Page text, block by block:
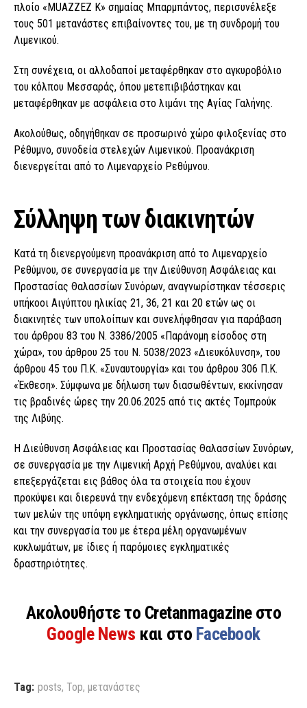
πλοίο «MUAZZEZ K» σημαίας Μπαρμπάντος, περισυνέλεξε
τους 501 μετανάστες επιβαίνοντες του, με τη συνδρομή του
Λιμενικού.
Στη συνέχεια, οι αλλοδαποί μεταφέρθηκαν στο αγκυροβόλιο
του κόλπου Μεσσαράς, όπου μετεπιβιβάστηκαν και
μεταφέρθηκαν με ασφάλεια στο λιμάνι της Αγίας Γαλήνης.
Ακολούθως, οδηγήθηκαν σε προσωρινό χώρο φιλοξενίας στο
Ρέθυμνο, συνοδεία στελεχών Λιμενικού. Προανάκριση
διενεργείται από το Λιμεναρχείο Ρεθύμνου.
Σύλληψη των διακινητών
Κατά τη διενεργούμενη προανάκριση από το Λιμεναρχείο
Ρεθύμνου, σε συνεργασία με την Διεύθυνση Ασφάλειας και
Προστασίας Θαλασσίων Συνόρων, αναγνωρίστηκαν τέσσερις
υπήκοοι Αιγύπτου ηλικίας 21, 36, 21 και 20 ετών ως οι
διακινητές των υπολοίπων και συνελήφθησαν για παράβαση
του άρθρου 83 του Ν. 3386/2005 «Παράνομη είσοδος στη
χώρα», του άρθρου 25 του Ν. 5038/2023 «Διευκόλυνση», του
άρθρου 45 του Π.Κ. «Συναυτουργία» και του άρθρου 306 Π.Κ.
«Έκθεση». Σύμφωνα με δήλωση των διασωθέντων, εκκίνησαν
τις βραδινές ώρες την 20.06.2025 από τις ακτές Τομπρούκ
της Λιβύης.
Η Διεύθυνση Ασφάλειας και Προστασίας Θαλασσίων Συνόρων,
σε συνεργασία με την Λιμενική Αρχή Ρεθύμνου, αναλύει και
επεξεργάζεται εις βάθος όλα τα στοιχεία που έχουν
προκύψει και διερευνά την ενδεχόμενη επέκταση της δράσης
των μελών της υπόψη εγκληματικής οργάνωσης, όπως επίσης
και την συνεργασία του με έτερα μέλη οργανωμένων
κυκλωμάτων, με ίδιες ή παρόμοιες εγκληματικές
δραστηριότητες.
Ακολουθήστε το Cretanmagazine στο
Google News και στο Facebook
Tag: posts, Top, μετανάστες